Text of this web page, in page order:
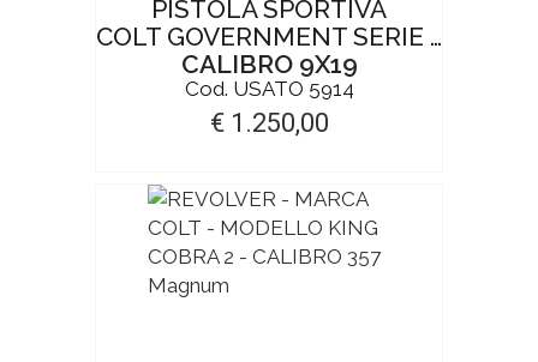
PISTOLA SPORTIVA
COLT GOVERNMENT SERIE 70
CALIBRO 9X19
Cod. USATO 5914
€ 1.250,00